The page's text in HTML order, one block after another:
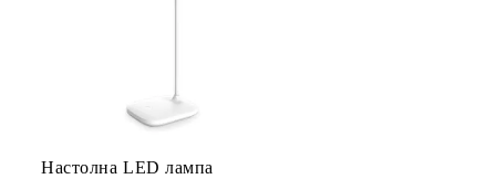
Настолна LED лампа